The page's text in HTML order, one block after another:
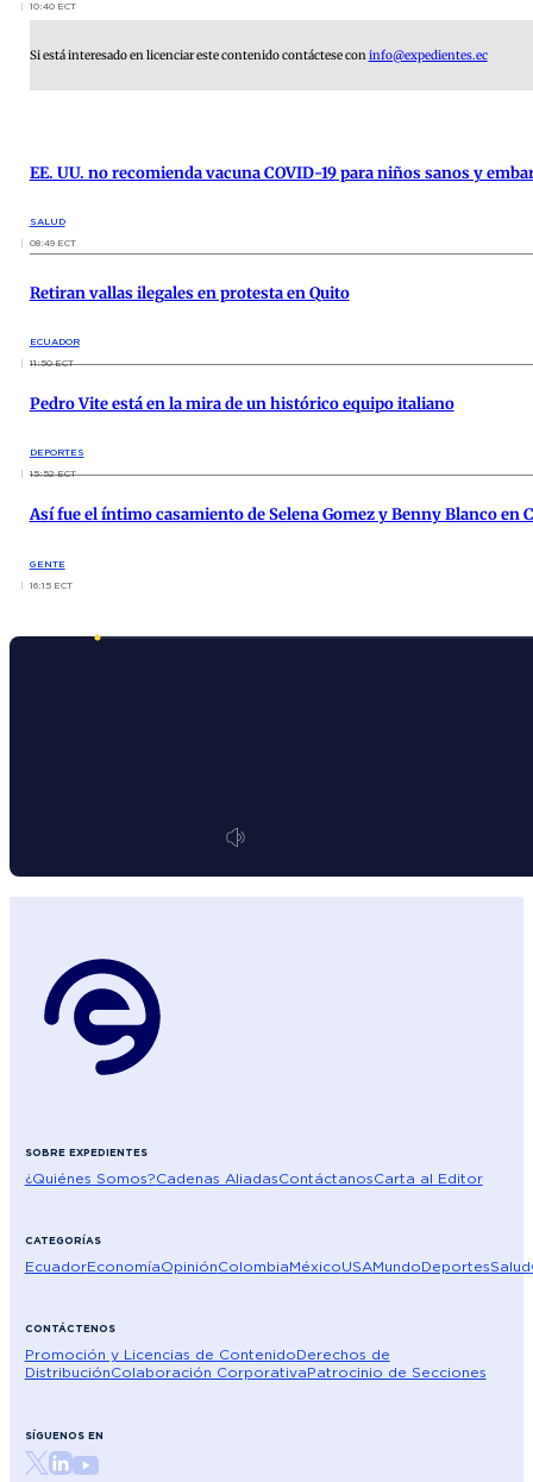
10:40 ECT
Si está interesado en licenciar este contenido contáctese coninfo@expedientes.ec
EE. UU. no recomienda vacuna COVID-19 para niños sanos y
SALUD
08:49 ECT
Retiran vallas ilegales en protesta en Quito
ECUADOR
11:50 ECT
Pedro Vite está en la mira de un histórico equipo italiano
DEPORTES
15:52 ECT
Así fue el íntimo casamiento de Selena Gomez y Benny Blanco en
GENTE
16:15 ECT
SOBRE EXPEDIENTES
¿Quiénes Somos?Cadenas AliadasContáctanosCarta al Editor
CATEGORÍAS
EcuadorEconomíaOpiniónColombiaMéxicoUSAMundoDeportesSalud
CONTÁCTENOS
Promoción y Licencias de ContenidoDerechos de
DistribuciónColaboración CorporativaPatrocinio de Secciones
SÍGUENOS EN